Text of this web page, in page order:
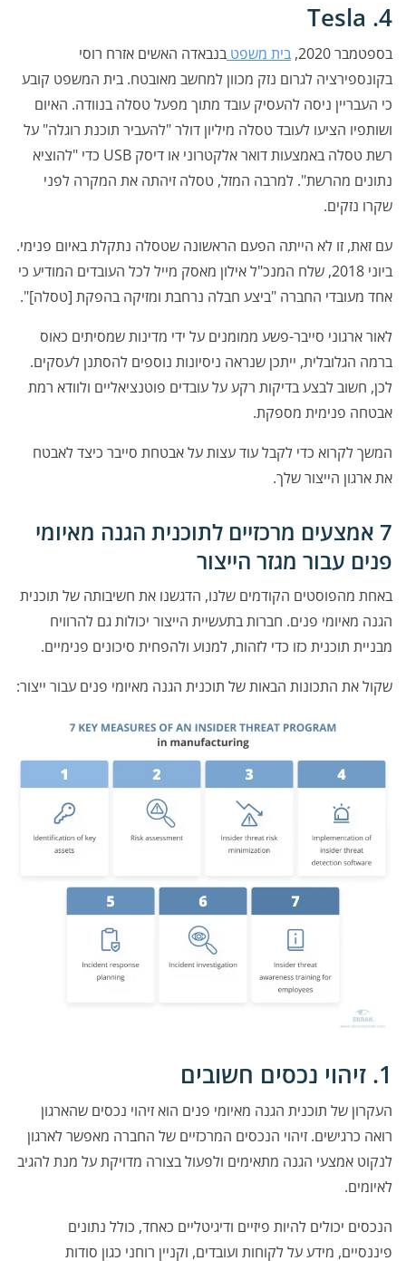
4. Tesla
בספטמבר 2020, בית משפט בנבאדה האשים אזרח רוסי
בקונספירציה לגרום נזק מכוון למחשב מאובטח. בית המשפט קובע
כי העבריין ניסה להעסיק עובד מתוך מפעל טסלה בנוודה. האיום
ושותפיו הציעו לעובד טסלה מיליון דולר "להעביר תוכנת רוגלה" על
רשת טסלה באמצעות דואר אלקטרוני או דיסק USB כדי "להוציא
נתונים מהרשת". למרבה המזל, טסלה זיהתה את המקרה לפני
שקרו נזקים.
עם זאת, זו לא הייתה הפעם הראשונה שטסלה נתקלת באיום פנימי.
ביוני 2018, שלח המנכ"ל אילון מאסק מייל לכל העובדים המודיע כי
אחד מעובדי החברה "ביצע חבלה נרחבת ומזיקה בהפקת [טסלה]".
לאור ארגוני סייבר-פשע ממומנים על ידי מדינות שמסיתים כאוס
ברמה הגלובלית, ייתכן שנראה ניסיונות נוספים להסתנן לעסקים.
לכן, חשוב לבצע בדיקות רקע על עובדים פוטנציאליים ולוודא רמת
אבטחה פנימית מספקת.
המשך לקרוא כדי לקבל עוד עצות על אבטחת סייבר כיצד לאבטח
את ארגון הייצור שלך.
7 אמצעים מרכזיים לתוכנית הגנה מאיומי
פנים עבור מגזר הייצור
באחת מהפוסטים הקודמים שלנו, הדגשנו את חשיבותה של תוכנית
הגנה מאיומי פנים. חברות בתעשיית הייצור יכולות גם להרוויח
מבניית תוכנית כזו כדי לזהות, למנוע ולהפחית סיכונים פנימיים.
שקול את התכונות הבאות של תוכנית הגנה מאיומי פנים עבור ייצור:
1. זיהוי נכסים חשובים
העקרון של תוכנית הגנה מאיומי פנים הוא זיהוי נכסים שהארגון
רואה כרגישים. זיהוי הנכסים המרכזיים של החברה מאפשר לארגון
לנקוט אמצעי הגנה מתאימים ולפעול בצורה מדויקת על מנת להגיב
לאיומים.
הנכסים יכולים להיות פיזיים ודיגיטליים כאחד, כולל נתונים
פיננסיים, מידע על לקוחות ועובדים, וקניין רוחני כגון סודות